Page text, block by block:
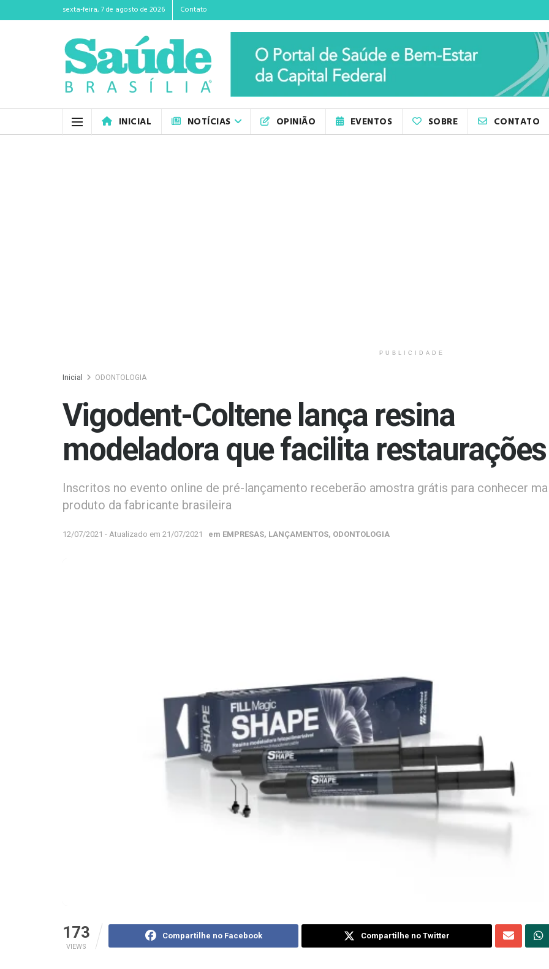
sexta-feira, 7 de agosto de 2026 Contato
INICIAL NOTÍCIAS OPINIÃO EVENTOS SOBRE CONTATO
PUBLICIDADE
Inicial ODONTOLOGIA
Vigodent-Coltene lança resina
modeladora que facilita restaurações
Inscritos no evento online de pré-lançamento receberão amostra grátis para conhecer
produto da fabricante brasileira
12/07/2021 - Atualizado em 21/07/2021 em EMPRESAS, LANÇAMENTOS, ODONTOLOGIA
173
VIEWS
Compartilhe no Facebook Compartilhe no Twitter